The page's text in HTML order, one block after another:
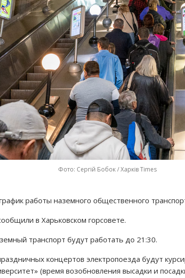
Фото: Сергій Бобок / Харків Times
работы наземного общественного
в Харьковском горсовете.
транспорт будут работать до 21:30.
концертов электропоезда будут
(время возобновления высадки и